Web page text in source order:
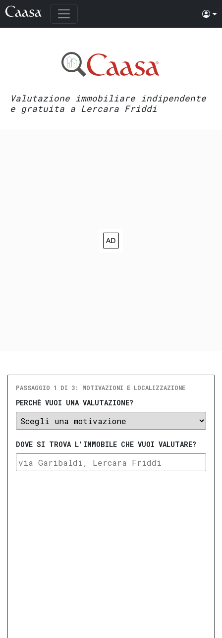
Valutazione immobiliare indipendente
e gratuita a Lercara Friddi
PASSAGGIO 1 DI 3: MOTIVAZIONI E LOCALIZZAZIONE
PERCHÈ VUOI UNA VALUTAZIONE?
DOVE SI TROVA L'IMMOBILE CHE VUOI VALUTARE?